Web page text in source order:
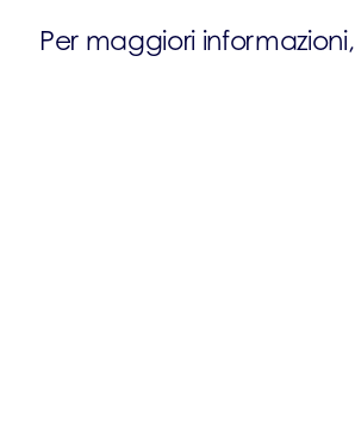
Per maggiori informazioni,